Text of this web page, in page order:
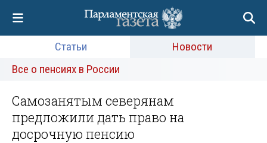
Статьи
Новости
Все о пенсиях в России
Самозанятым северянам
предложили дать право на
досрочную пенсию